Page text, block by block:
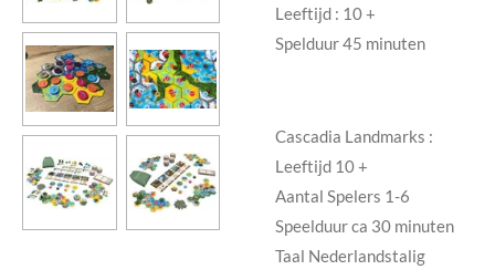
Leeftijd : 10 +
Spelduur 45 minuten
Cascadia Landmarks :
Leeftijd 10 +
Aantal Spelers 1-6
Speelduur ca 30 minuten
Taal Nederlandstalig